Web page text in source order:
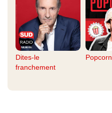
Dites-le
franchement
Popcorn